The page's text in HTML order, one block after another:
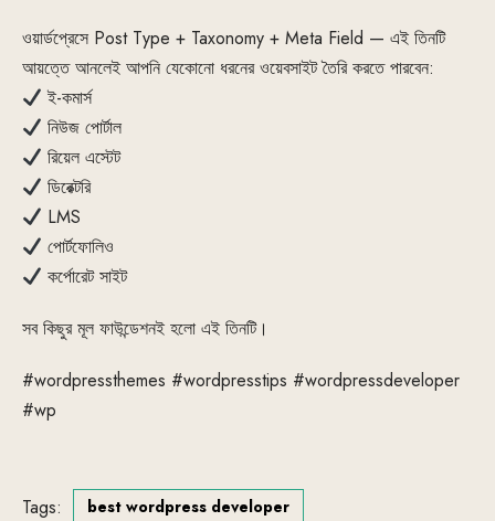
ওয়ার্ডপ্রেসে Post Type + Taxonomy + Meta Field — এই তিনটি
আয়ত্তে আনলেই আপনি যেকোনো ধরনের ওয়েবসাইট তৈরি করতে পারবেন:
ই-কমার্স
নিউজ পোর্টাল
রিয়েল এস্টেট
ডিরেক্টরি
LMS
পোর্টফোলিও
কর্পোরেট সাইট
সব কিছুর মূল ফাউন্ডেশনই হলো এই তিনটি।
#wordpressthemes #wordpresstips #wordpressdeveloper
#wp
Tags:
best wordpress developer